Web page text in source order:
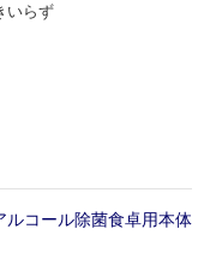
いらず
ルコール除菌食卓用本体